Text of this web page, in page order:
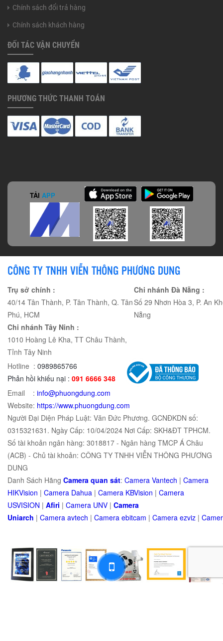
Chính sách đổi trả hàng
Chính sách khách hàng
ĐỐI TÁC VẬN CHUYỂN
PHƯƠNG THỨC THANH TOÁN
TẢI APP
CÔNG TY TNHH VIỄN THÔNG PHƯƠNG DUNG
Trụ sở chính :
40/14 Tân Thành, P. Tân Thành, Q. Tân
Phú, HCM
Chi nhánh Đà Nẵng :
Số 29 Nhơn Hòa 3, P. An
Nẵng
Chi nhánh Tây Ninh :
1010 Hoàng Lê Kha, TT Châu Thành,
Tỉnh Tây Ninh
Hotline : 0989865766
Phản hồi khiếu nại : 091 6666 348
Email : info@phuongdung.com
Website: https://www.phuongdung.com
Người Đại Diện Pháp Luật: Văn Đức Phương. GCNĐKDN số:
0315321631. Ngày Cấp: 10/04/2024 Nơi Cấp: SKH&ĐT TPHCM.
Số tài khoản ngân hàng: 3018817 - Ngân hàng TMCP Á Châu
(ACB) - Chủ tài khoản: CÔNG TY TNHH VIỄN THÔNG PHƯƠNG
DUNG
Danh Sách Hãng Camera quan sát: Camera Vantech | Camera
HIKVision | Camera Dahua | Camera KBVision | Camera
USVISION | Afiri | Camera UNV | Camera
Uniarch | Camera avtech | Camera ebitcam | Camera ezviz |